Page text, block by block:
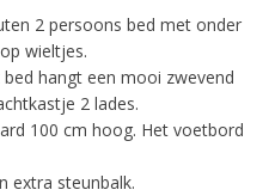
2 persoons bed met onder
wieltjes.
hangt een mooi zwevend
2 lades.
100 cm hoog. Het voetbord
extra steunbalk.